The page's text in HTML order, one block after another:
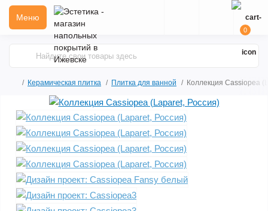
Меню
0
Керамическая плитка Плитка для ванной Коллекция Cassiopea